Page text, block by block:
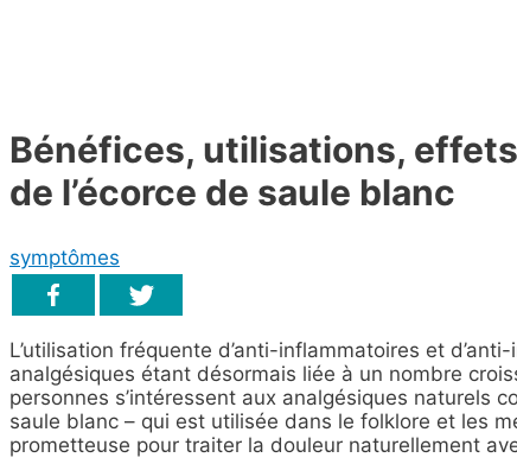
Bénéfices, utilisations,
de l’écorce de saule blanc
symptômes
L’utilisation fréquente d’anti-inflammatoires et
analgésiques étant désormais liée à un nombre
personnes s’intéressent aux analgésiques naturels
saule blanc – qui est utilisée dans le folklore et les
prometteuse pour traiter la douleur naturellement